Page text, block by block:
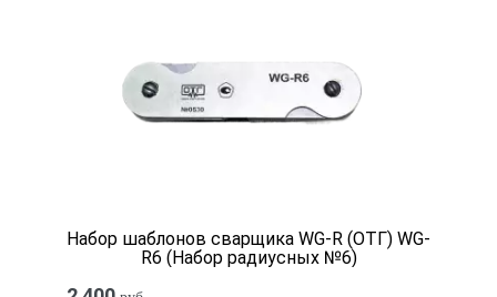
Набор шаблонов сварщика WG-R (ОТГ) WG-
R6 (Набор радиусных №6)